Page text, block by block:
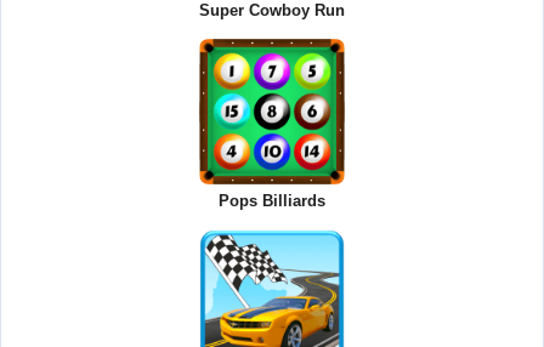
Super Cowboy Run
Pops Billiards